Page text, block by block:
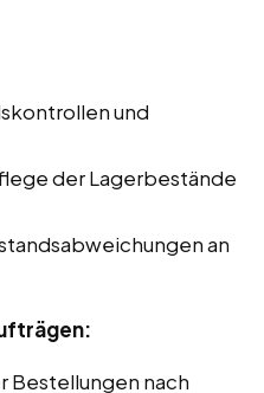
und
der Lagerbestände
an
Bestellungen nach